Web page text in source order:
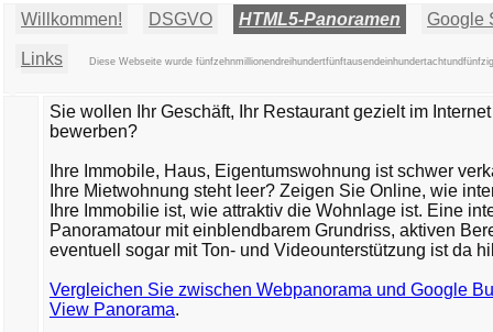
Willkommen! DSGVO HTML5-Panoramen Google
Links Diese Webseite wurde
Sie wollen Ihr Geschäft, Ihr Restaurant gezielt im Internet
bewerben?
Ihre Immobile, Haus, Eigentumswohnung ist schwer
Ihre Mietwohnung steht leer? Zeigen Sie Online, wie
Ihre Immobilie ist, wie attraktiv die Wohnlage ist. Eine
Panoramatour mit einblendbarem Grundriss, aktiven
eventuell sogar mit Ton- und Videounterstützung ist da
Vergleichen Sie zwischen Webpanorama und Google
View Panorama.